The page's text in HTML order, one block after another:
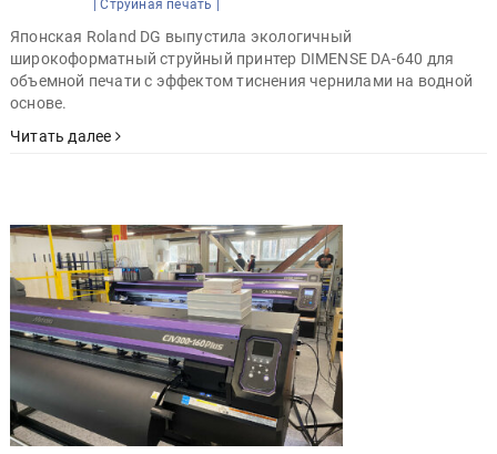
Струйная печать |
Японская Roland DG выпустила экологичный
широкоформатный струйный принтер DIMENSE DA-640 для
объемной печати с эффектом тиснения чернилами на водной
основе.
Читать далее